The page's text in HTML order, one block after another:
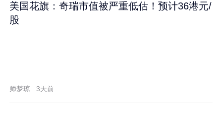
美国花旗：奇瑞市值被严重低估！预计36港元/
股
师梦琼 3天前